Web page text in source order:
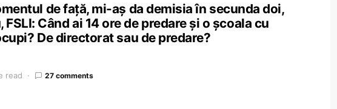
de față, mi-aș da demisia în secunda doi,
Când ai 14 ore de predare și o școala cu
De directorat sau de predare?
read 27 comments